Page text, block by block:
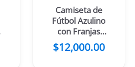
Camiseta de
Fútbol Azulino
con Franjas
Celestes en el
Centro
$12,000.00